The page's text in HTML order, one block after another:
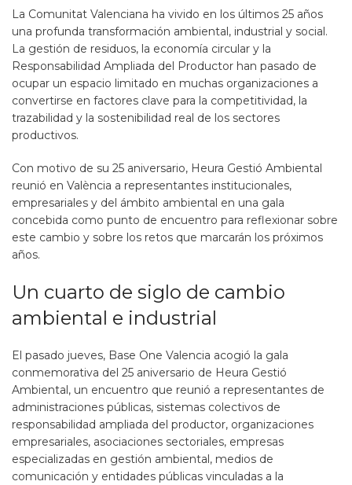
La Comunitat Valenciana ha vivido en los últimos 25 años
una profunda transformación ambiental, industrial y social.
La gestión de residuos, la economía circular y la
Responsabilidad Ampliada del Productor han pasado de
ocupar un espacio limitado en muchas organizaciones a
convertirse en factores clave para la competitividad, la
trazabilidad y la sostenibilidad real de los sectores
productivos.
Con motivo de su 25 aniversario, Heura Gestió Ambiental
reunió en València a representantes institucionales,
empresariales y del ámbito ambiental en una gala
concebida como punto de encuentro para reflexionar sobre
este cambio y sobre los retos que marcarán los próximos
años.
Un cuarto de siglo de cambio
ambiental e industrial
El pasado jueves, Base One Valencia acogió la gala
conmemorativa del 25 aniversario de Heura Gestió
Ambiental, un encuentro que reunió a representantes de
administraciones públicas, sistemas colectivos de
responsabilidad ampliada del productor, organizaciones
empresariales, asociaciones sectoriales, empresas
especializadas en gestión ambiental, medios de
comunicación y entidades públicas vinculadas a la